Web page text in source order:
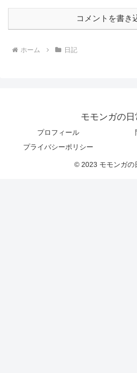
コメントを書き
ホーム 日記
モモンガの日
プロフィール
プライバシーポリシー
© 2023 モモンガの